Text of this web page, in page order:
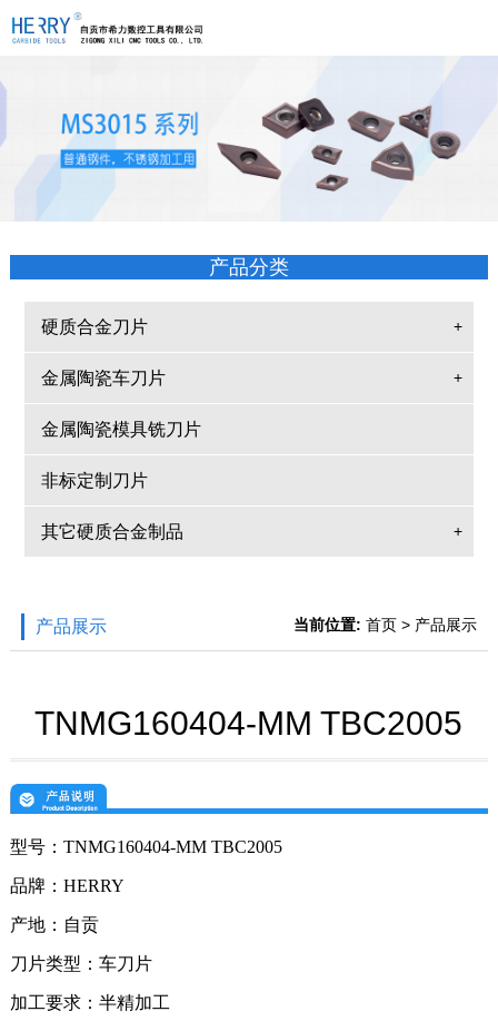
产品分类
硬质合金刀片 +
金属陶瓷车刀片 +
金属陶瓷模具铣刀片
非标定制刀片
其它硬质合金制品 +
产品展示 当前位置: 首页 > 产品展示
TNMG160404-MM TBC2005
型号： TNMG160404-MM TBC2005
品牌： HERRY
产地：自贡
刀片类型：车刀片
加工要求：半精加工